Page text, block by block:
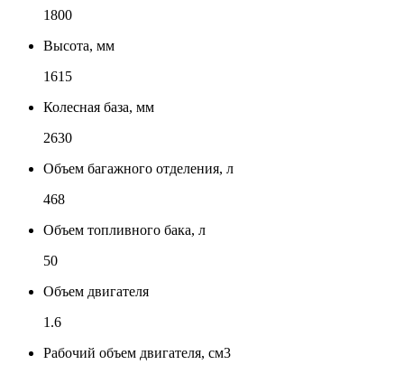
1800
Высота, мм
1615
Колесная база, мм
2630
Объем багажного отделения, л
468
Объем топливного бака, л
50
Объем двигателя
1.6
Рабочий объем двигателя, см3